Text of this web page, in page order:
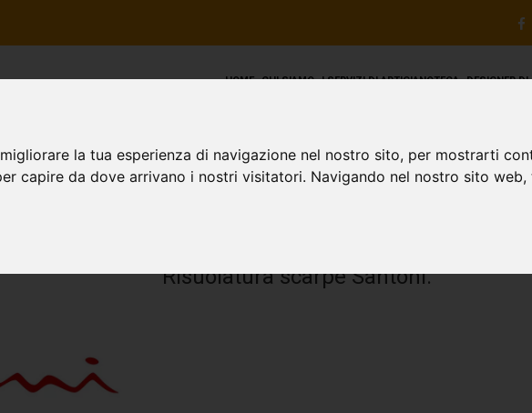
la tua esperienza di navigazione nel nostro sito, per mostrarti
capire da dove arrivano i nostri visitatori. Navigando nel nostro sito
HOME CHI SIAMO I SERVIZI DI ARTIGIANOTECA DESIGNER DI
Risuolatura scarpe Santoni.